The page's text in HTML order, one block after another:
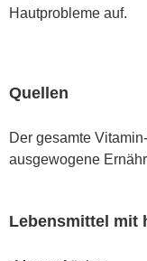
Hautprobleme auf.
Quellen
Der gesamte
ausgewogene
Lebensmittel mit